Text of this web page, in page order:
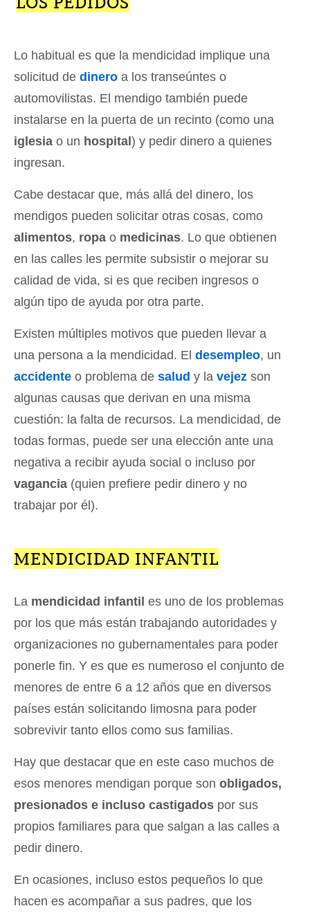
Lo habitual es que la mendicidad implique una
solicitud de dinero a los transeúntes o
automovilistas. El mendigo también puede
instalarse en la puerta de un recinto (como una
iglesia o un hospital ) y pedir dinero a quienes
ingresan.
Cabe destacar que, más allá del dinero, los
mendigos pueden solicitar otras cosas, como
alimentos, ropa o medicinas. Lo que obtienen
en las calles les permite subsistir o mejorar su
calidad de vida, si es que reciben ingresos o
algún tipo de ayuda por otra parte.
Existen múltiples motivos que pueden llevar a
una persona a la mendicidad. El desempleo, un
accidente o problema de salud y la vejez son
algunas causas que derivan en una misma
cuestión: la falta de recursos. La mendicidad, de
todas formas, puede ser una elección ante una
negativa a recibir ayuda social o incluso por
vagancia (quien prefiere pedir dinero y no
trabajar por él).
MENDICIDAD INFANTIL
La mendicidad infantil es uno de los problemas
por los que más están trabajando autoridades y
organizaciones no gubernamentales para poder
ponerle fin. Y es que es numeroso el conjunto de
menores de entre 6 a 12 años que en diversos
países están solicitando limosna para poder
sobrevivir tanto ellos como sus familias.
Hay que destacar que en este caso muchos de
esos menores mendigan porque son obligados,
presionados e incluso castigados por sus
propios familiares para que salgan a las calles a
pedir dinero.
En ocasiones, incluso estos pequeños lo que
hacen es acompañar a sus padres, que los